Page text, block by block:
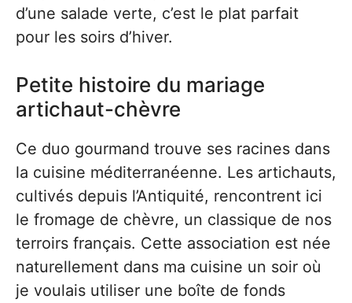
d’une salade verte, c’est le plat parfait
pour les soirs d’hiver.
Petite histoire du mariage
artichaut-chèvre
Ce duo gourmand trouve ses racines dans
la cuisine méditerranéenne. Les artichauts,
cultivés depuis l’Antiquité, rencontrent ici
le fromage de chèvre, un classique de nos
terroirs français. Cette association est née
naturellement dans ma cuisine un soir où
je voulais utiliser une boîte de fonds